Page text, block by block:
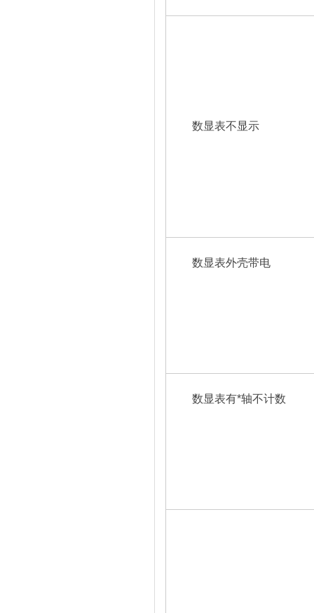
数显表不显示
数显表外壳带电
数显表有*轴不计数